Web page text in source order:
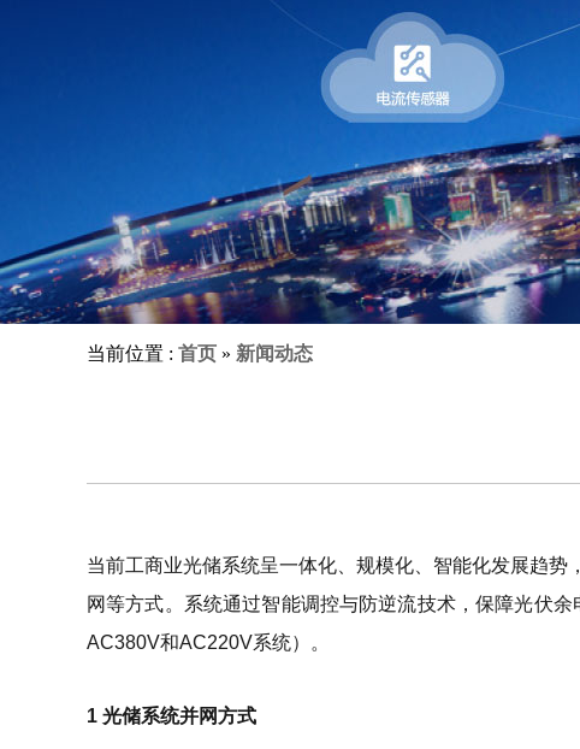
当前位置 : 首页 » 新闻动态
当前工商业光储系统呈一体化、规模化、智能化发展趋
网等方式。系统通过智能调控与防逆流技术，保障光伏
AC380V和AC220V系统）。
1 光储系统并网方式